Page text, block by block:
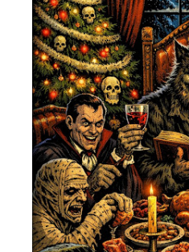
mettre sous tous les yeux. C'est cela...